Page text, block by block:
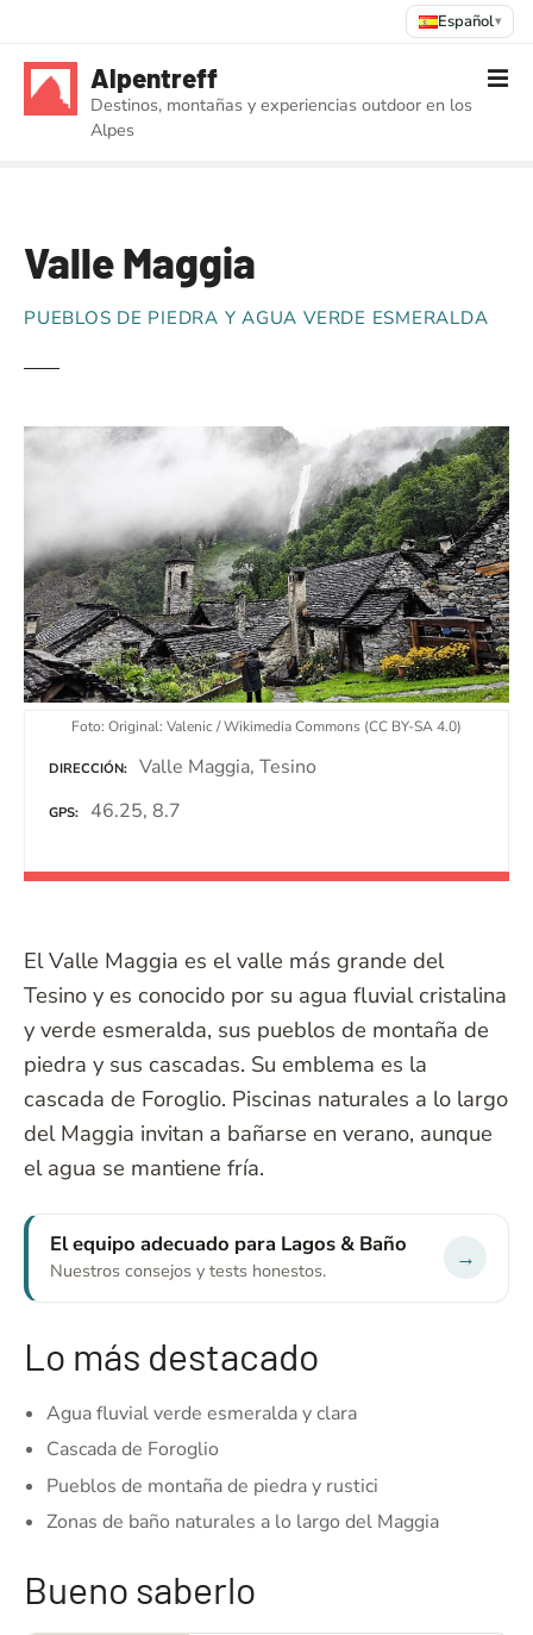
Español▾
Alpentreff
Destinos, montañas y experiencias outdoor en los
Alpes
Valle Maggia
PUEBLOS DE PIEDRA Y AGUA VERDE ESMERALDA
Foto: Original: Valenic / Wikimedia Commons (CC BY-SA 4.0)
DIRECCIÓN Valle Maggia, Tesino
GPS 46.25, 8.7
El Valle Maggia es el valle más grande del
Tesino y es conocido por su agua fluvial cristalina
y verde esmeralda, sus pueblos de montaña de
piedra y sus cascadas. Su emblema es la
cascada de Foroglio. Piscinas naturales a lo largo
del Maggia invitan a bañarse en verano, aunque
el agua se mantiene fría.
El equipo adecuado para Lagos & Baño
Nuestros consejos y tests honestos. →
Lo más destacado
Agua fluvial verde esmeralda y clara
Cascada de Foroglio
Pueblos de montaña de piedra y rustici
Zonas de baño naturales a lo largo del Maggia
Bueno saberlo